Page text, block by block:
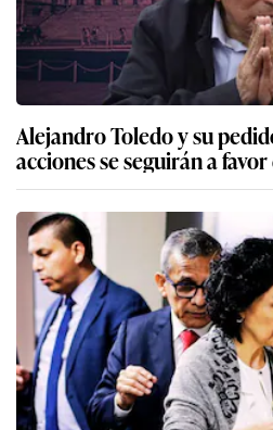
Alejandro Toledo y su
acciones se